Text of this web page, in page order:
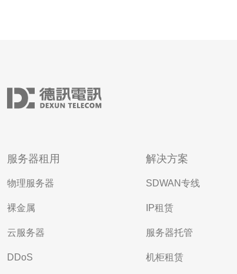
服务器租用
物理服务器
裸金属
云服务器
DDoS
解决方案
SDWAN专线
IP租赁
服务器托管
机柜租赁